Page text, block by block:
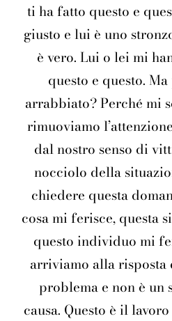
ti ha fatto questo e
giusto e lui è uno
è vero. Lui o lei mi
questo e questo.
arrabbiato? Perché mi
rimuoviamo
dal nostro senso di
nocciolo della
chiedere questa
cosa mi ferisce, questa
questo individuo mi
arriviamo alla risposta
problema e non è un
causa. Questo è il